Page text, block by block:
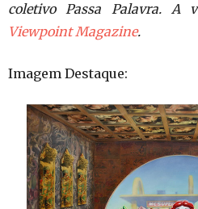
coletivo Passa Palavra. A
Viewpoint Magazine.
Imagem Destaque: